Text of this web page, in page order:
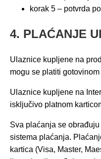
korak 5 – potvrda
4. PLAĆANJE
Ulaznice kupljene na
mogu se platiti
Ulaznice kupljene na
isključivo platnom
Sva plaćanja se
sistema plaćanja.
kartica (Visa, Master,